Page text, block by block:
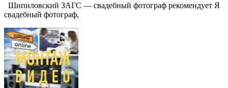
Шипиловский ЗАГС — свадебный фотограф рекомендует Я
свадебный фотограф,